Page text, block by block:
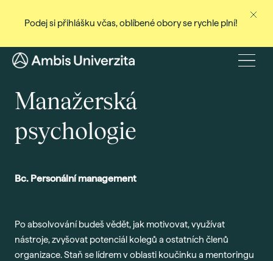
Menu
Manažerská
psychologie
Bc. Personální management
Po absolvování budeš vědět, jak motivovat, využívat
nástroje, zvyšovat potenciál kolegů a ostatních členů
organizace. Staň se lídrem v oblasti koučinku a mentoringu
Podej si přihlášku včas, oblíbené obory se rychle plní!